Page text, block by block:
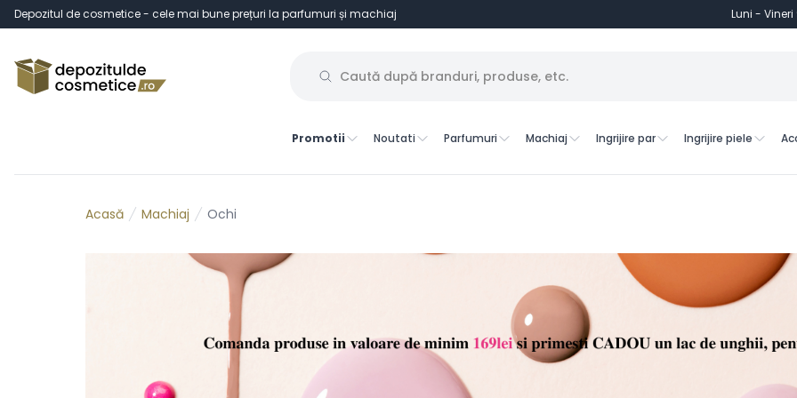
Depozitul de cosmetice - cele mai bune prețuri la parfumuri și machiaj Luni - Vineri
Promotii Noutati Parfumuri Machiaj Ingrijire par Ingrijire piele
Acasă Machiaj Ochi